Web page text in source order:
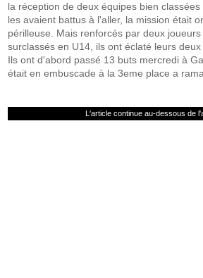
la réception de deux équipes bien
les avaient battus à l'aller, la mission était
périlleuse. Mais renforcés par deux
surclassés en U14, ils ont éclaté leurs
Ils ont d'abord passé 13 buts mercredi à
était en embuscade à la 3eme place a
L'article continue au-dessous de